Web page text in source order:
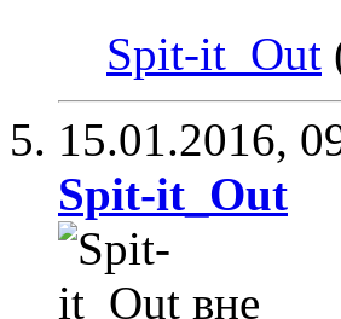
Spit-it_Out
15.01.2016,
Spit-it_Out